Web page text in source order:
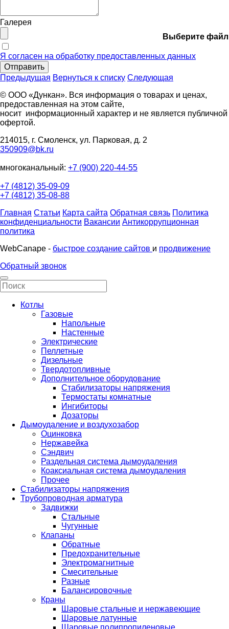
Галерея
Выберите файл
Я согласен на обработку предоставленных данных
Отправить
Предыдущая Вернуться к списку Следующая
© ООО «Дункан». Вся информация о товарах и ценах,
предоставленная на этом сайте,
носит информационный характер и не является публичной
офертой.
214015, г. Смоленск, ул. Парковая, д. 2
350909@bk.ru
многоканальный: +7 (900) 220-44-55
+7 (4812) 35-09-09
+7 (4812) 35-08-88
Главная Статьи Карта сайта Обратная связь Политика
конфиденциальности Вакансии Антикоррупционная
политика
WebCanape - быстрое создание сайтов и продвижение
Обратный звонок
Котлы
Газовые
Напольные
Настенные
Электрические
Пеллетные
Дизельные
Твердотопливные
Дополнительное оборудование
Стабилизаторы напряжения
Термостаты комнатные
Ингибиторы
Дозаторы
Дымоудаление и воздухозабор
Оцинковка
Нержавейка
Сэндвич
Раздельная система дымоудаления
Коаксиальная система дымоудаления
Прочее
Стабилизаторы напряжения
Трубопроводная арматура
Задвижки
Стальные
Чугунные
Клапаны
Обратные
Предохранительные
Электромагнитные
Смесительные
Разные
Балансировочные
Краны
Шаровые стальные и нержавеющие
Шаровые латунные
Шаровые полипропиленовые